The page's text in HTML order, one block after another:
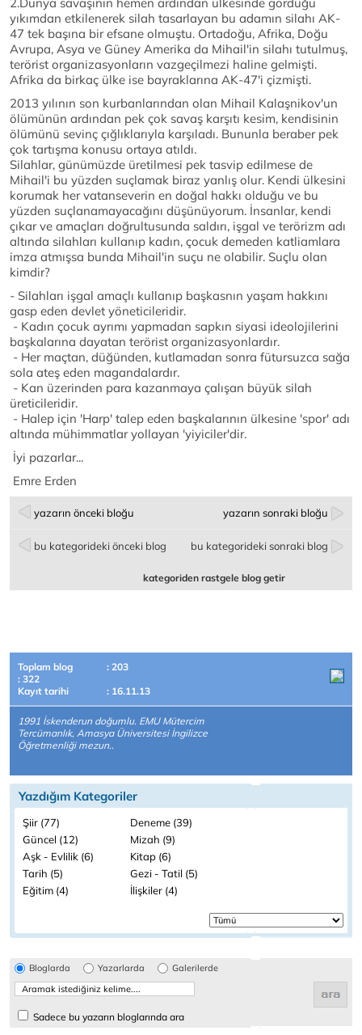
yıkımdan etkilenerek silah tasarlayan bu adamın silahı AK-
47 tek başına bir efsane olmuştu. Ortadoğu, Afrika, Doğu
Avrupa, Asya ve Güney Amerika da Mihail'in silahı tutulmuş,
terörist organizasyonların vazgeçilmezi haline gelmişti.
Afrika da birkaç ülke ise bayraklarına AK-47'i çizmişti.
2013 yılının son kurbanlarından olan Mihail Kalaşnikov'un
ölümünün ardından pek çok savaş karşıtı kesim, kendisinin
ölümünü sevinç çığlıklarıyla karşıladı. Bununla beraber pek
çok tartışma konusu ortaya atıldı.
Silahlar, günümüzde üretilmesi pek tasvip edilmese de
Mihail'i bu yüzden suçlamak biraz yanlış olur. Kendi ülkesini
korumak her vatanseverin en doğal hakkı olduğu ve bu
yüzden suçlanamayacağını düşünüyorum. İnsanlar, kendi
çıkar ve amaçları doğrultusunda saldırı, işgal ve terörizm adı
altında silahları kullanıp kadın, çocuk demeden katliamlara
imza atmışsa bunda Mihail'in suçu ne olabilir. Suçlu olan
kimdir?
- Silahları işgal amaçlı kullanıp başkasnın yaşam hakkını
gasp eden devlet yöneticileridir.
- Kadın çocuk ayrımı yapmadan sapkın siyasi ideolojilerini
başkalarına dayatan terörist organizasyonlardır.
- Her maçtan, düğünden, kutlamadan sonra fütursuzca sağa
sola ateş eden magandalardır.
- Kan üzerinden para kazanmaya çalışan büyük silah
üreticileridir.
- Halep için 'Harp' talep eden başkalarının ülkesine 'spor' adı
altında mühimmatlar yollayan 'yiyiciler'dir.
İyi pazarlar...
Emre Erden
yazarın önceki bloğu yazarın sonraki bloğu
bu kategorideki önceki blog bu kategorideki sonraki blog
kategoriden rastgele blog getir
Toplam blog
: 203
: 322
Kayıt tarihi
: 16.11.13
1991 İskenderun doğumlu. EMU Mütercim
Tercümanlık, Amasya Üniversitesi İngilizce
Öğretmenliği mezun..
Yazdığım Kategoriler
Şiir (77)
Deneme (39)
Güncel (12)
Mizah (9)
Aşk - Evlilik (6)
Kitap (6)
Tarih (5)
Gezi - Tatil (5)
Eğitim (4)
İlişkiler (4)
Bloglarda Yazarlarda Galerilerde
Sadece bu yazarın bloglarında ara